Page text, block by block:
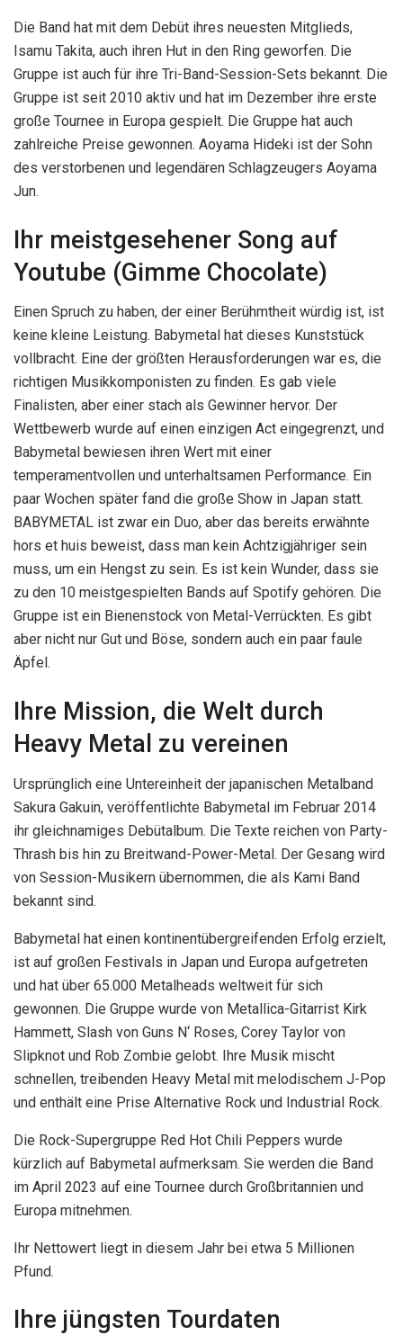
Die Band hat mit dem Debüt ihres neuesten Mitglieds,
Isamu Takita, auch ihren Hut in den Ring geworfen. Die
Gruppe ist auch für ihre Tri-Band-Session-Sets bekannt. Die
Gruppe ist seit 2010 aktiv und hat im Dezember ihre erste
große Tournee in Europa gespielt. Die Gruppe hat auch
zahlreiche Preise gewonnen. Aoyama Hideki ist der Sohn
des verstorbenen und legendären Schlagzeugers Aoyama
Jun.
Ihr meistgesehener Song auf
Youtube (Gimme Chocolate)
Einen Spruch zu haben, der einer Berühmtheit würdig ist, ist
keine kleine Leistung. Babymetal hat dieses Kunststück
vollbracht. Eine der größten Herausforderungen war es, die
richtigen Musikkomponisten zu finden. Es gab viele
Finalisten, aber einer stach als Gewinner hervor. Der
Wettbewerb wurde auf einen einzigen Act eingegrenzt, und
Babymetal bewiesen ihren Wert mit einer
temperamentvollen und unterhaltsamen Performance. Ein
paar Wochen später fand die große Show in Japan statt.
BABYMETAL ist zwar ein Duo, aber das bereits erwähnte
hors et huis beweist, dass man kein Achtzigjähriger sein
muss, um ein Hengst zu sein. Es ist kein Wunder, dass sie
zu den 10 meistgespielten Bands auf Spotify gehören. Die
Gruppe ist ein Bienenstock von Metal-Verrückten. Es gibt
aber nicht nur Gut und Böse, sondern auch ein paar faule
Äpfel.
Ihre Mission, die Welt durch
Heavy Metal zu vereinen
Ursprünglich eine Untereinheit der japanischen Metalband
Sakura Gakuin, veröffentlichte Babymetal im Februar 2014
ihr gleichnamiges Debütalbum. Die Texte reichen von Party-
Thrash bis hin zu Breitwand-Power-Metal. Der Gesang wird
von Session-Musikern übernommen, die als Kami Band
bekannt sind.
Babymetal hat einen kontinentübergreifenden Erfolg erzielt,
ist auf großen Festivals in Japan und Europa aufgetreten
und hat über 65.000 Metalheads weltweit für sich
gewonnen. Die Gruppe wurde von Metallica-Gitarrist Kirk
Hammett, Slash von Guns N‘ Roses, Corey Taylor von
Slipknot und Rob Zombie gelobt. Ihre Musik mischt
schnellen, treibenden Heavy Metal mit melodischem J-Pop
und enthält eine Prise Alternative Rock und Industrial Rock.
Die Rock-Supergruppe Red Hot Chili Peppers wurde
kürzlich auf Babymetal aufmerksam. Sie werden die Band
im April 2023 auf eine Tournee durch Großbritannien und
Europa mitnehmen.
Ihr Nettowert liegt in diesem Jahr bei etwa 5 Millionen
Pfund.
Ihre jüngsten Tourdaten